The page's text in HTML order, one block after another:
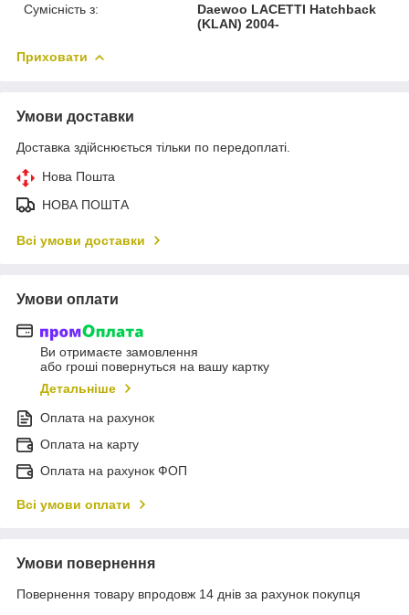
Сумісність з:
Daewoo LACETTI Hatchback
(KLAN) 2004-
Приховати
Умови доставки
Доставка здійснюється тільки по передоплаті.
Нова Пошта
НОВА ПОШТА
Всі умови доставки
Умови оплати
Ви отримаєте замовлення
або гроші повернуться на вашу картку
Детальніше
Оплата на рахунок
Оплата на карту
Оплата на рахунок ФОП
Всі умови оплати
Умови повернення
Повернення товару впродовж 14 днів за рахунок покупця